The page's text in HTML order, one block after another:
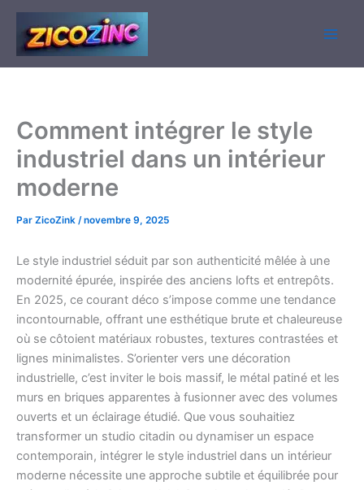
Aller
contenu
Comment intégrer le style
industriel dans un intérieur
moderne
Par ZicoZink /novembre 9, 2025
Le style industriel séduit par son authenticité mêlée à une
modernité épurée, inspirée des anciens lofts et entrepôts.
En 2025, ce courant déco s’impose comme une tendance
incontournable, offrant une esthétique brute et chaleureuse
où se côtoient matériaux robustes, textures contrastées et
lignes minimalistes. S’orienter vers une décoration
industrielle, c’est inviter le bois massif, le métal patiné et les
murs en briques apparentes à fusionner avec des volumes
ouverts et un éclairage étudié. Que vous souhaitiez
transformer un studio citadin ou dynamiser un espace
contemporain, intégrer le style industriel dans un intérieur
moderne nécessite une approche subtile et équilibrée pour